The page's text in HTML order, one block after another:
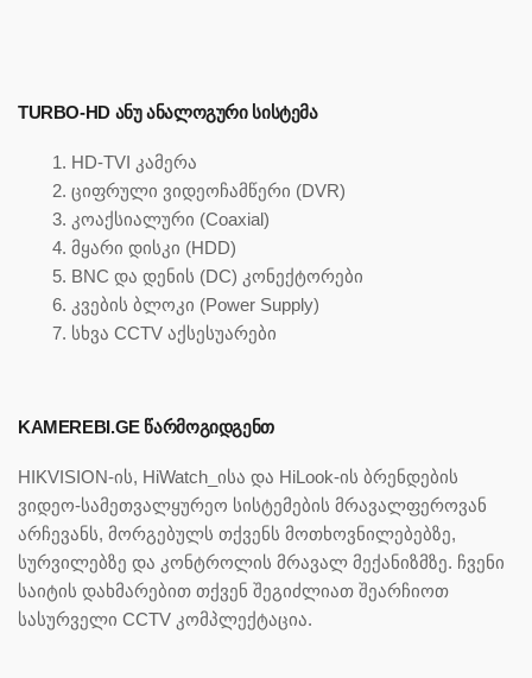
TURBO-HD ᲐᲜᲣ ᲐᲜᲐᲚᲝᲒᲣᲠᲘ ᲡᲘᲡᲢᲔᲛᲐ
HD-TVI კამერა
ციფრული ვიდეოჩამწერი (DVR)
კოაქსიალური (Coaxial)
მყარი დისკი (HDD)
BNC და დენის (DC) კონექტორები
კვების ბლოკი (Power Supply)
სხვა CCTV აქსესუარები
KAMEREBI.GE ᲬᲐᲠᲛᲝᲒᲘᲓᲒᲔᲜᲗ
HIKVISION-ის, HiWatch_ისა და HiLook-ის ბრენდების
ვიდეო-სამეთვალყურეო სისტემების მრავალფეროვან
არჩევანს, მორგებულს თქვენს მოთხოვნილებებზე,
სურვილებზე და კონტროლის მრავალ მექანიზმზე. ჩვენი
საიტის დახმარებით თქვენ შეგიძლიათ შეარჩიოთ
სასურველი CCTV კომპლექტაცია.